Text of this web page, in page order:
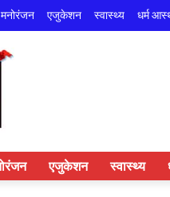
मनोरंजन एजुकेशन स्वास्थ्य धर्म
एजुकेशन स्वास्थ्य